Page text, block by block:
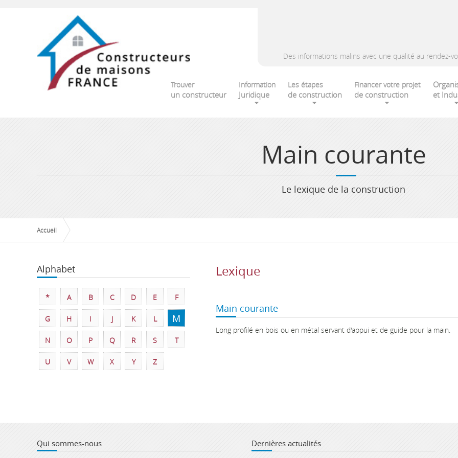
Des informations malins avec une qualité au rendez-
Trouver
un constructeur
Information
Juridique
Les étapes
de construction
Financer votre projet
de construction
et
Main courante
Le lexique de la construction
Accueil
Lexique
Main courante
Long profilé en bois ou en métal servant d'appui et de guide pour la main.
Alphabet
* A B C D E F
G H I J K L M
N O P Q R S T
U V W X Y Z
Qui sommes-nous Dernières actualités